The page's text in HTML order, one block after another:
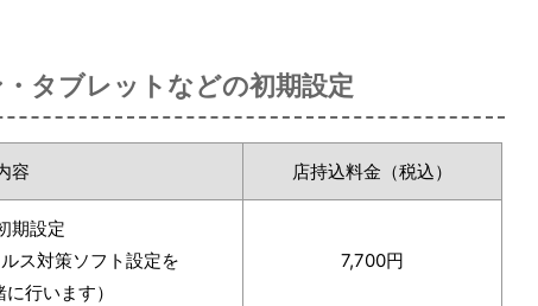
タブレットなどの初期設定
容 店持込料金（税込）
期設定
ス対策ソフト設定を
行います）
7,700円